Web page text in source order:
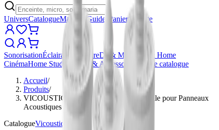
UniversCatalogueMarques Guides PanierCompte
SonorisationÉclairage StructureDJ & Mix
Hi-Fi & Home
CinémaHome Studio Câbles & Accessoires
Tout le catalogue
Accueil/
Produits/
VICOUSTIC FLEXI GLUE ULTRA Colle pour Panneaux
Acoustiques (lot de 12)
CatalogueVicoustic